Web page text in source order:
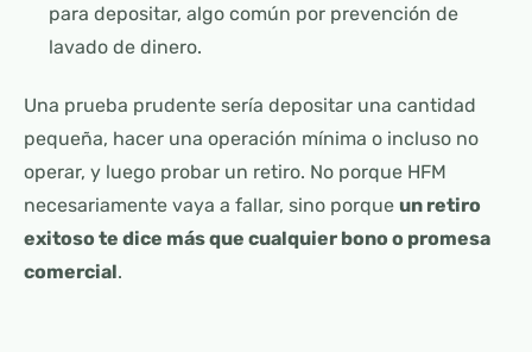
para depositar, algo común por prevención de
lavado de dinero.
Una prueba prudente sería depositar una cantidad
pequeña, hacer una operación mínima o incluso no
operar, y luego probar un retiro. No porque HFM
necesariamente vaya a fallar, sino porque un retiro
exitoso te dice más que cualquier bono o promesa
comercial.